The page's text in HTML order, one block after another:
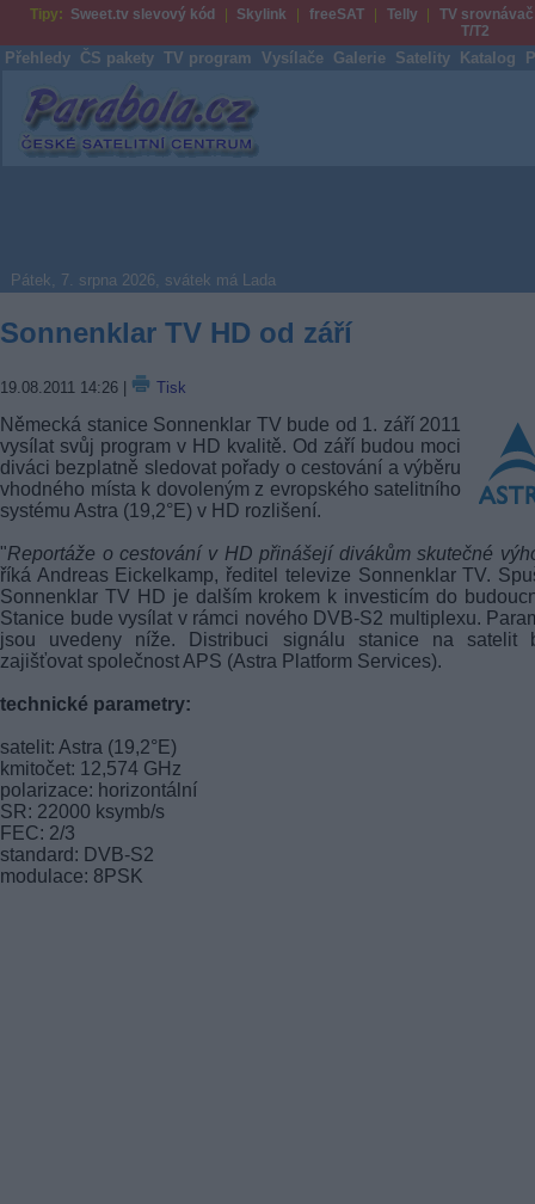
Tipy: Sweet.tv slevový kód Skylink freeSAT Telly
TV srovnávač
T/T2
Přehledy ČS pakety TV program Vysílače Galerie Satelity Katalog
Parabola.cz
Pátek, 7. srpna 2026, svátek má Lada
Sonnenklar TV HD od září
19.08.2011 14:26 Tisk
Německá stanice Sonnenklar TV bude od 1. září 2011
vysílat svůj program v HD kvalitě. Od září budou moci
diváci bezplatně sledovat pořady o cestování a výběru
vhodného místa k dovoleným z evropského satelitního
systému Astra (19,2°E) v HD rozlišení.
"Reportáže o cestování v HD přinášejí divákům skutečné
říká Andreas Eickelkamp, ředitel televize Sonnenklar TV.
Sonnenklar TV HD je dalším krokem k investicím do
Stanice bude vysílat v rámci nového DVB-S2 multiplexu.
jsou uvedeny níže. Distribuci signálu stanice na satelit
zajišťovat společnost APS (Astra Platform Services).
technické parametry:
satelit: Astra (19,2°E)
kmitočet: 12,574 GHz
polarizace: horizontální
SR: 22000 ksymb/s
FEC: 2/3
standard: DVB-S2
modulace: 8PSK